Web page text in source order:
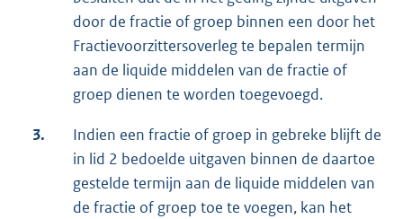
door de fractie of groep binnen een door het
Fractievoorzittersoverleg te bepalen termijn
aan de liquide middelen van de fractie of
groep dienen te worden toegevoegd.
3.
Indien een fractie of groep in gebreke blijft de
in lid 2 bedoelde uitgaven binnen de daartoe
gestelde termijn aan de liquide middelen van
de fractie of groep toe te voegen, kan het